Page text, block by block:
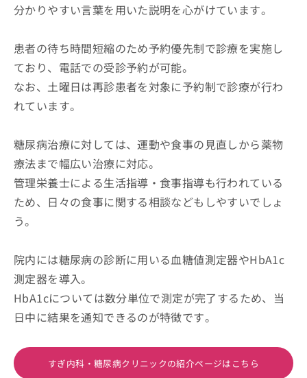
分かりやすい言葉を用いた説明を心がけています。
患者の待ち時間短縮のため予約優先制で診療を実施し
ており、電話での受診予約が可能。
なお、土曜日は再診患者を対象に予約制で診療が行わ
れています。
糖尿病治療に対しては、運動や食事の見直しから薬物
療法まで幅広い治療に対応。
管理栄養士による生活指導・食事指導も行われている
ため、日々の食事に関する相談などもしやすいでしょ
う。
院内には糖尿病の診断に用いる血糖値測定器やHbA1c
測定器を導入。
HbA1cについては数分単位で測定が完了するため、当
日中に結果を通知できるのが特徴です。
すぎ内科・糖尿病クリニックの紹介ページはこちら